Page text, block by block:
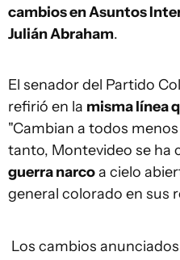
cambios en Asuntos
Julián Abraham.
El senador del Partido
refirió en la misma línea
"Cambian a todos
tanto, Montevideo se ha
guerra narcoa cielo
general colorado en sus
Los cambios